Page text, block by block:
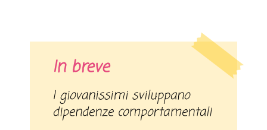
In breve
I giovanissimi sviluppano
dipendenze comportamentali